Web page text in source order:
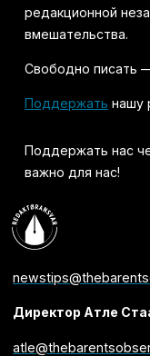
редакционной
вмешательства.
Свободно писать
Поддержать нашу
Поддержать нас
важно для нас!
Директор Атле